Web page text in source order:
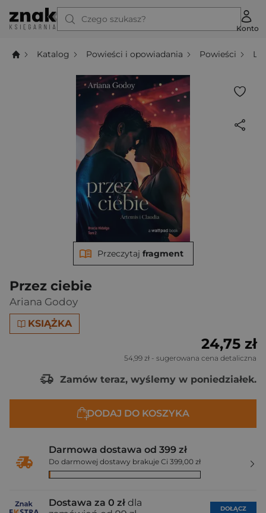
Czego szukasz?
Konto
Katalog Powieści i opowiadania Powieści
Przez ciebie
Ariana Godoy
KSIĄŻKA
Przeczytaj fragment
24,75 zł
54,99 zł - sugerowana cena detaliczna
Zamów teraz, wyślemy w poniedziałek.
DODAJ DO KOSZYKA
Darmowa dostawa od 399 zł
Do darmowej dostawy brakuje Ci 399,00 zł
Dostawa za 0 zł dla
DOŁĄCZ